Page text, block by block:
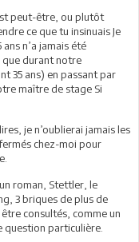
peut-être, ou plutôt
ce que tu insinuais Je
n’a jamais été
durant notre
35 ans) en passant par
maître de stage Si
je n’oublierai jamais les
chez-moi pour
roman, Stettler, le
3 briques de plus de
consultés, comme un
question particulière.